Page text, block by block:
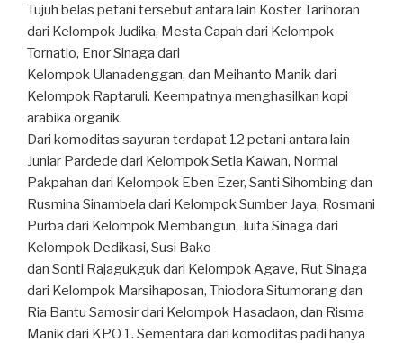
Tujuh belas petani tersebut antara lain Koster Tarihoran
dari Kelompok Judika, Mesta Capah dari Kelompok
Tornatio, Enor Sinaga dari
Kelompok Ulanadenggan, dan Meihanto Manik dari
Kelompok Raptaruli. Keempatnya menghasilkan kopi
arabika organik.
Dari komoditas sayuran terdapat 12 petani antara lain
Juniar Pardede dari Kelompok Setia Kawan, Normal
Pakpahan dari Kelompok Eben Ezer, Santi Sihombing dan
Rusmina Sinambela dari Kelompok Sumber Jaya, Rosmani
Purba dari Kelompok Membangun, Juita Sinaga dari
Kelompok Dedikasi, Susi Bako
dan Sonti Rajagukguk dari Kelompok Agave, Rut Sinaga
dari Kelompok Marsihaposan, Thiodora Situmorang dan
Ria Bantu Samosir dari Kelompok Hasadaon, dan Risma
Manik dari KPO 1. Sementara dari komoditas padi hanya